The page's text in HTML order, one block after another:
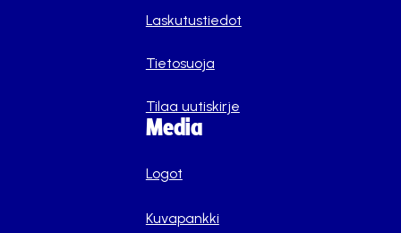
Laskutustiedot
Tietosuoja
Tilaa uutiskirje
Media
Logot
Kuvapankki